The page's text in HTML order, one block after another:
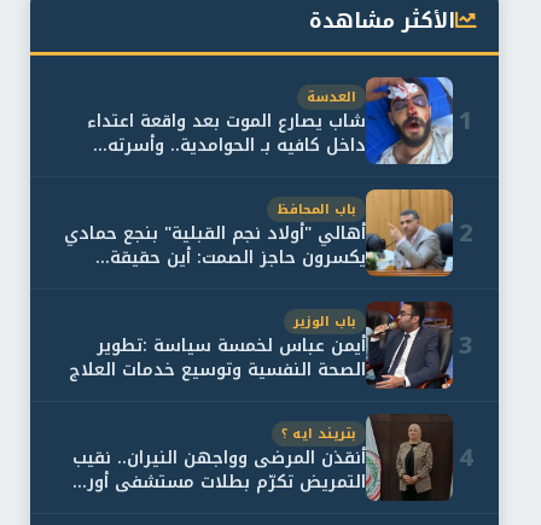
الأكثر مشاهدة
1
العدسة
شاب يصارع الموت بعد واقعة اعتداء
داخل كافيه بـ الحوامدية.. وأسرته...
2
باب المحافظ
أهالي "أولاد نجم القبلية" بنجع حمادي
يكسرون حاجز الصمت: أين حقيقة...
3
باب الوزير
أيمن عباس لخمسة سياسة :تطوير
الصحة النفسية وتوسيع خدمات العلاج
4
بتريند ايه ؟
أنقذن المرضى وواجهن النيران.. نقيب
التمريض تكرّم بطلات مستشفى أور...